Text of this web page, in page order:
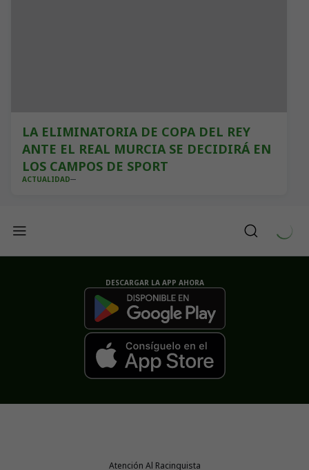
LA ELIMINATORIA DE COPA DEL REY
ANTE EL REAL MURCIA SE DECIDIRÁ EN
LOS CAMPOS DE SPORT
ACTUALIDAD
DESCARGAR LA APP AHORA
Atención Al Racinguista